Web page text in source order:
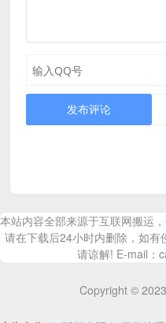
发布评论
本站内容全部来源于互联网搬运
请在下载后24小时内删除，如
请谅解! E-mail：
Copyright © 2023